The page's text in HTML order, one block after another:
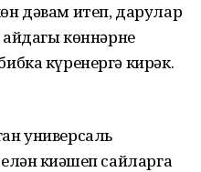
дәвам итеп, дарулар
көннәрнең
күренергә кирәк.
универсаль
киңәшеп сайларга